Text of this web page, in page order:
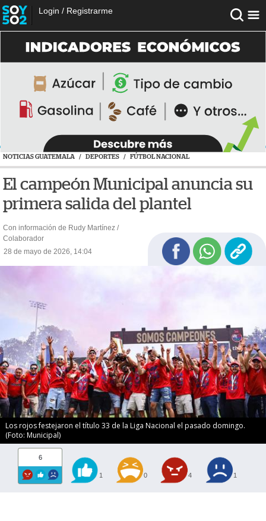
Login / Registrarme
NOTICIAS GUATEMALA / DEPORTES / FÚTBOL NACIONAL
El campeón Municipal anuncia su
primera salida del plantel
Con información de Rudy Martínez /
Colaborador
28 de mayo de 2026, 14:04
Los rojos festejaron el título 33 de la Liga Nacional el pasado domingo.
(Foto: Municipal)
6
1 0 4 1